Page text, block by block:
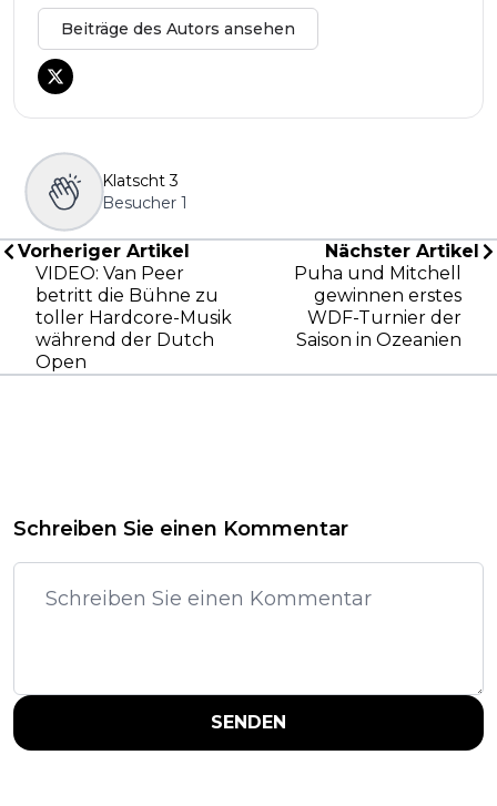
Beiträge des Autors ansehen
Klatscht 3
Besucher 1
Vorheriger Artikel
VIDEO: Van Peer
betritt die Bühne zu
toller Hardcore-Musik
während der Dutch
Open
Nächster Artikel
Puha und Mitchell
gewinnen erstes
WDF-Turnier der
Saison in Ozeanien
Schreiben Sie einen Kommentar
SENDEN